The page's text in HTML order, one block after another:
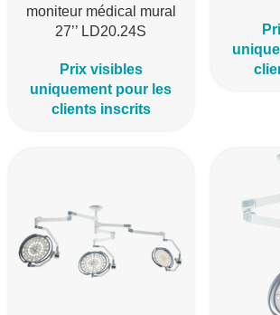
moniteur médical mural
27’’ LD20.24S
Prix visibles
uniquement pour les
clients inscrits